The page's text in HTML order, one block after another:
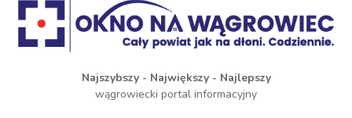
Najszybszy - Największy - Najlepszy
wągrowiecki portal informacyjny